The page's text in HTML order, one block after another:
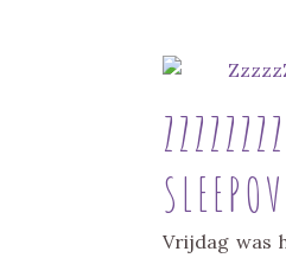
Vrijdag was